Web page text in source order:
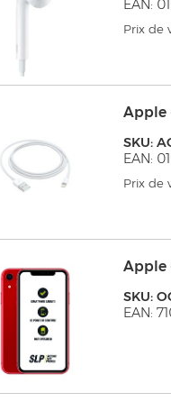
EAN:
Prix de
Apple
SKU:
EAN:
Prix de
Apple
SKU:
EAN: